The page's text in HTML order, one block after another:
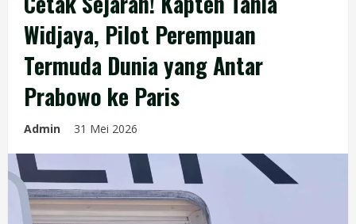
Widjaya, Pilot Perempuan
Termuda Dunia yang Antar
Prabowo ke Paris
Admin 31 Mei 2026